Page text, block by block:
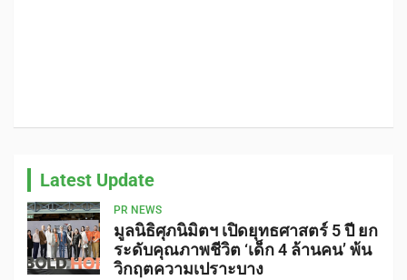
Latest Update
PR NEWS
มูลนิธิศุภนิมิตฯ เปิดยุทธศาสตร์ 5 ปี ยก
ระดับคุณภาพชีวิต ‘เด็ก 4 ล้านคน’ พ้น
วิกฤตความเปราะบาง